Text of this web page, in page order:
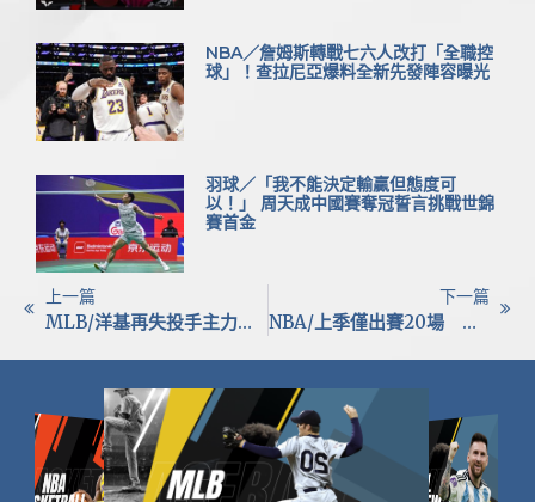
NBA／詹姆斯轉戰七六人改打「全職控
球」！查拉尼亞爆料全新先發陣容曝光
羽球／「我不能決定輸贏但態度可
以！」 周天成中國賽奪冠誓言挑戰世錦
賽首金
上一篇
MLB/洋基再失投手主力！施密特將動第2次TJ手術 本季報銷恐延至2026
下一篇
NBA/上季僅出賽20場 鵜鶘仍豪砸近20億續留防守悍將瓊斯